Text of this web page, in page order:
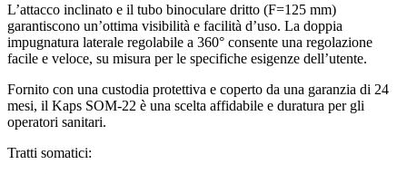
L’attacco inclinato e il tubo binoculare dritto (F=125 mm)
garantiscono un’ottima visibilità e facilità d’uso. La doppia
impugnatura laterale regolabile a 360° consente una regolazione
facile e veloce, su misura per le specifiche esigenze dell’utente.
Fornito con una custodia protettiva e coperto da una garanzia di 24
mesi, il Kaps SOM-22 è una scelta affidabile e duratura per gli
operatori sanitari.
Tratti somatici: